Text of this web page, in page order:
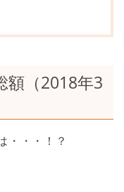
額（2018年3
・・・！？